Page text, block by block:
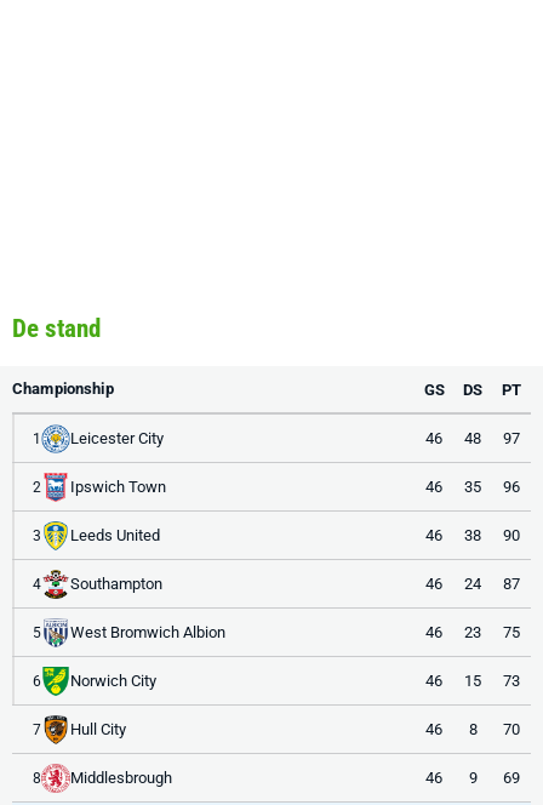
De stand
Championship GS DS PT
1 Leicester City 46 48 97
2 Ipswich Town 46 35 96
3 Leeds United 46 38 90
4 Southampton 46 24 87
5 West Bromwich Albion 46 23 75
6 Norwich City 46 15 73
7 Hull City 46 8 70
8 Middlesbrough 46 9 69